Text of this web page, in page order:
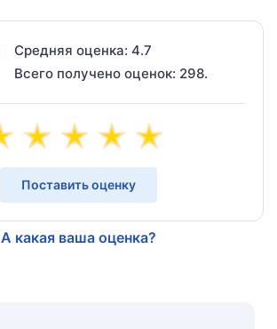
Средняя оценка: 4.7
Всего получено оценок: 298.
Поставить оценку
А какая ваша оценка?